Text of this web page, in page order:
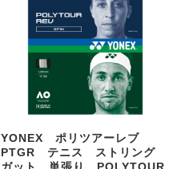
YONEX ポリツアーレブ
PTGR テニス ストリング